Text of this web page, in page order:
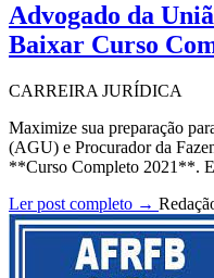
Advogado da
Baixar Curso
CARREIRA JURÍDICA
Maximize sua preparação
(AGU) e Procurador da
**Curso Completo 2021**.
Ler post completo →